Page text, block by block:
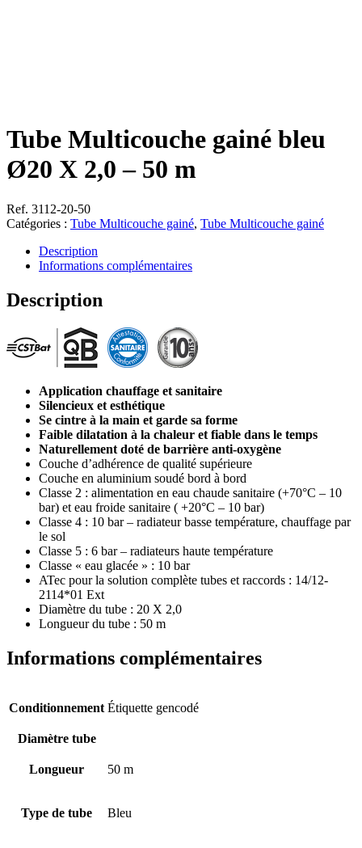
Tube Multicouche gainé bleu
Ø20 X 2,0 – 50 m
Ref. 3112-20-50
Catégories : Tube Multicouche gainé, Tube Multicouche gainé
Description
Informations complémentaires
Description
Application chauffage et sanitaire
Silencieux et esthétique
Se cintre à la main et garde sa forme
Faible dilatation à la chaleur et fiable dans le temps
Naturellement doté de barrière anti-oxygène
Couche d’adhérence de qualité supérieure
Couche en aluminium soudé bord à bord
Classe 2 : alimentation en eau chaude sanitaire (+70°C – 10
bar) et eau froide sanitaire ( +20°C – 10 bar)
Classe 4 : 10 bar – radiateur basse température, chauffage par
le sol
Classe 5 : 6 bar – radiateurs haute température
Classe « eau glacée » : 10 bar
ATec pour la solution complète tubes et raccords : 14/12-
2114*01 Ext
Diamètre du tube : 20 X 2,0
Longueur du tube : 50 m
Informations complémentaires
Conditionnement Étiquette gencodé
Diamètre tube
Longueur 50 m
Type de tube Bleu